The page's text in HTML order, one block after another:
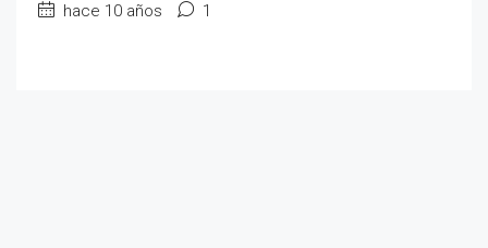
hace 10 años 1